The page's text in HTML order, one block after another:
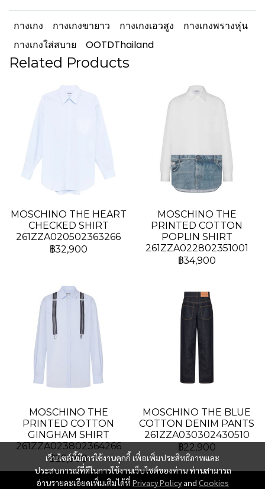
กางเกง กางเกงขายาว กางเกงเอวสูง
กางเกงพรางหุ่น
กางเกงใส่สบาย
OOTDThailand
Related Products
MOSCHINO THE HEART
CHECKED SHIRT
261ZZA020502363266
฿32,900
MOSCHINO THE
PRINTED COTTON
POPLIN SHIRT
261ZZA022802351001
฿34,900
MOSCHINO THE
PRINTED COTTON
GINGHAM SHIRT
261ZZA023802364266
฿29,900
MOSCHINO THE BLUE
COTTON DENIM PANTS
261ZZA030302430510
฿22,900
เว็บไซต์นี้มีการใช้งานคุกกี้ เพื่อเพิ่มประสิทธิภาพและ
ประสบการณ์ที่ดีในการใช้งานเว็บไซต์ของท่าน ท่านสามารถ
อ่านรายละเอียดเพิ่มเติมได้ที่ Privacy Policy and Cookies